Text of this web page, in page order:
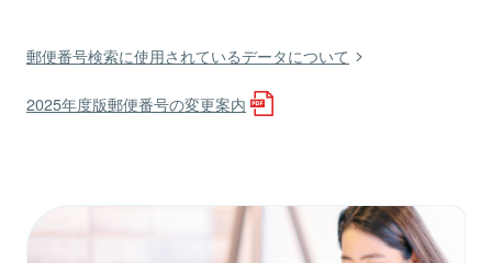
郵便番号検索に使用されているデータについて
2025年度版郵便番号の変更案内